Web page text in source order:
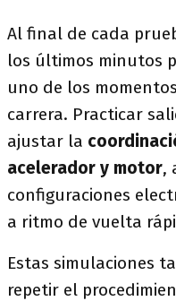
Al final de cada
los últimos minutos
uno de los
carrera. Practicar
ajustar la
acelerador y motor,
configuraciones
a ritmo de vuelta
Estas simulaciones
repetir el